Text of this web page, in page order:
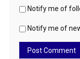
Notify me of
Notify me of